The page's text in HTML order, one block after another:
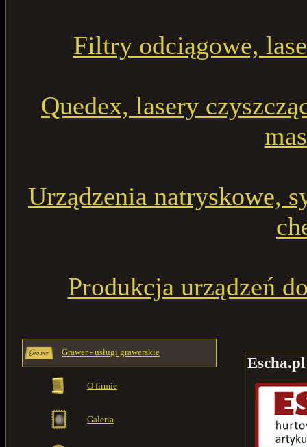
Filtry odciągowe,
Quedex, lasery
Urządzenia natryskowe,
Produkcja urządzeń
Grawer - usługi grawerskie
O firmie
Galeria